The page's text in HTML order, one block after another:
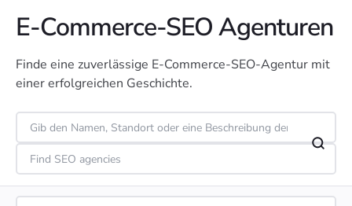
E-Commerce-SEO Agenturen
Finde eine zuverlässige E-Commerce-SEO-Agentur mit
einer erfolgreichen Geschichte.